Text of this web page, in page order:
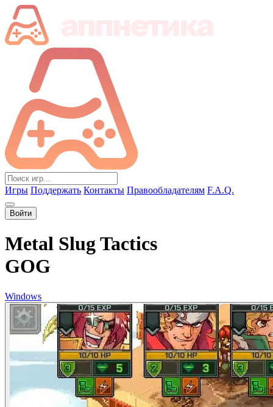
Игры Поддержать Контакты Правообладателям F.A.Q.
Войти
Metal Slug Tactics
GOG
Windows